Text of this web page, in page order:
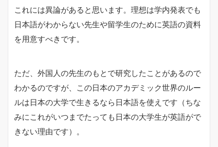
これには異論があると思います。理想は学内発表でも
日本語がわからない先生や留学生のために英語の資料
を用意すべきです。
ただ、外国人の先生のもとで研究したことがあるので
わかるのですが、この日本のアカデミック世界のルー
ルは日本の大学で生きるなら日本語を使えです（ちな
みにこれがいつまでたっても日本の大学生が英語がで
きない理由です）。